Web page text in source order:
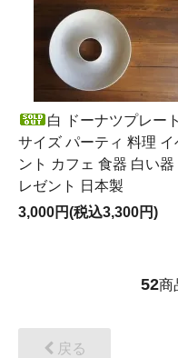
白 ドーナツプレー
サイズ パーティ 料理 イ
ント カフェ 食器 白い器
レゼント 日本製
3,000円(税込3,300円)
52商
戻る